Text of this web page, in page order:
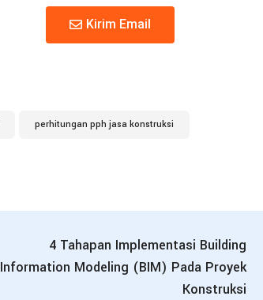
Kirim Email
perhitungan pph jasa konstruksi
4 Tahapan Implementasi Building
Information Modeling (BIM) Pada Proyek
Konstruksi